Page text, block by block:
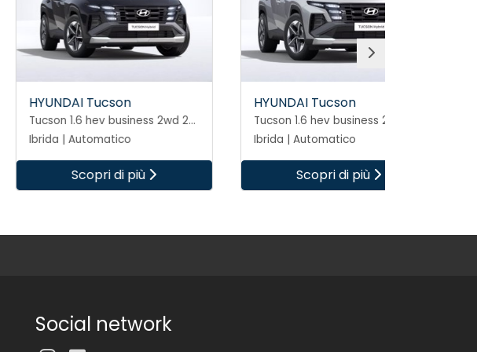
Tucson
Tucson 1.6 hev business 2wd 239cv auto
| Automatico
Scopri di più
HYUNDAI Tucson
Tucson 1.6 hev business 2wd 239cv auto
Ibrida | Automatico
Scopri di più
Social network